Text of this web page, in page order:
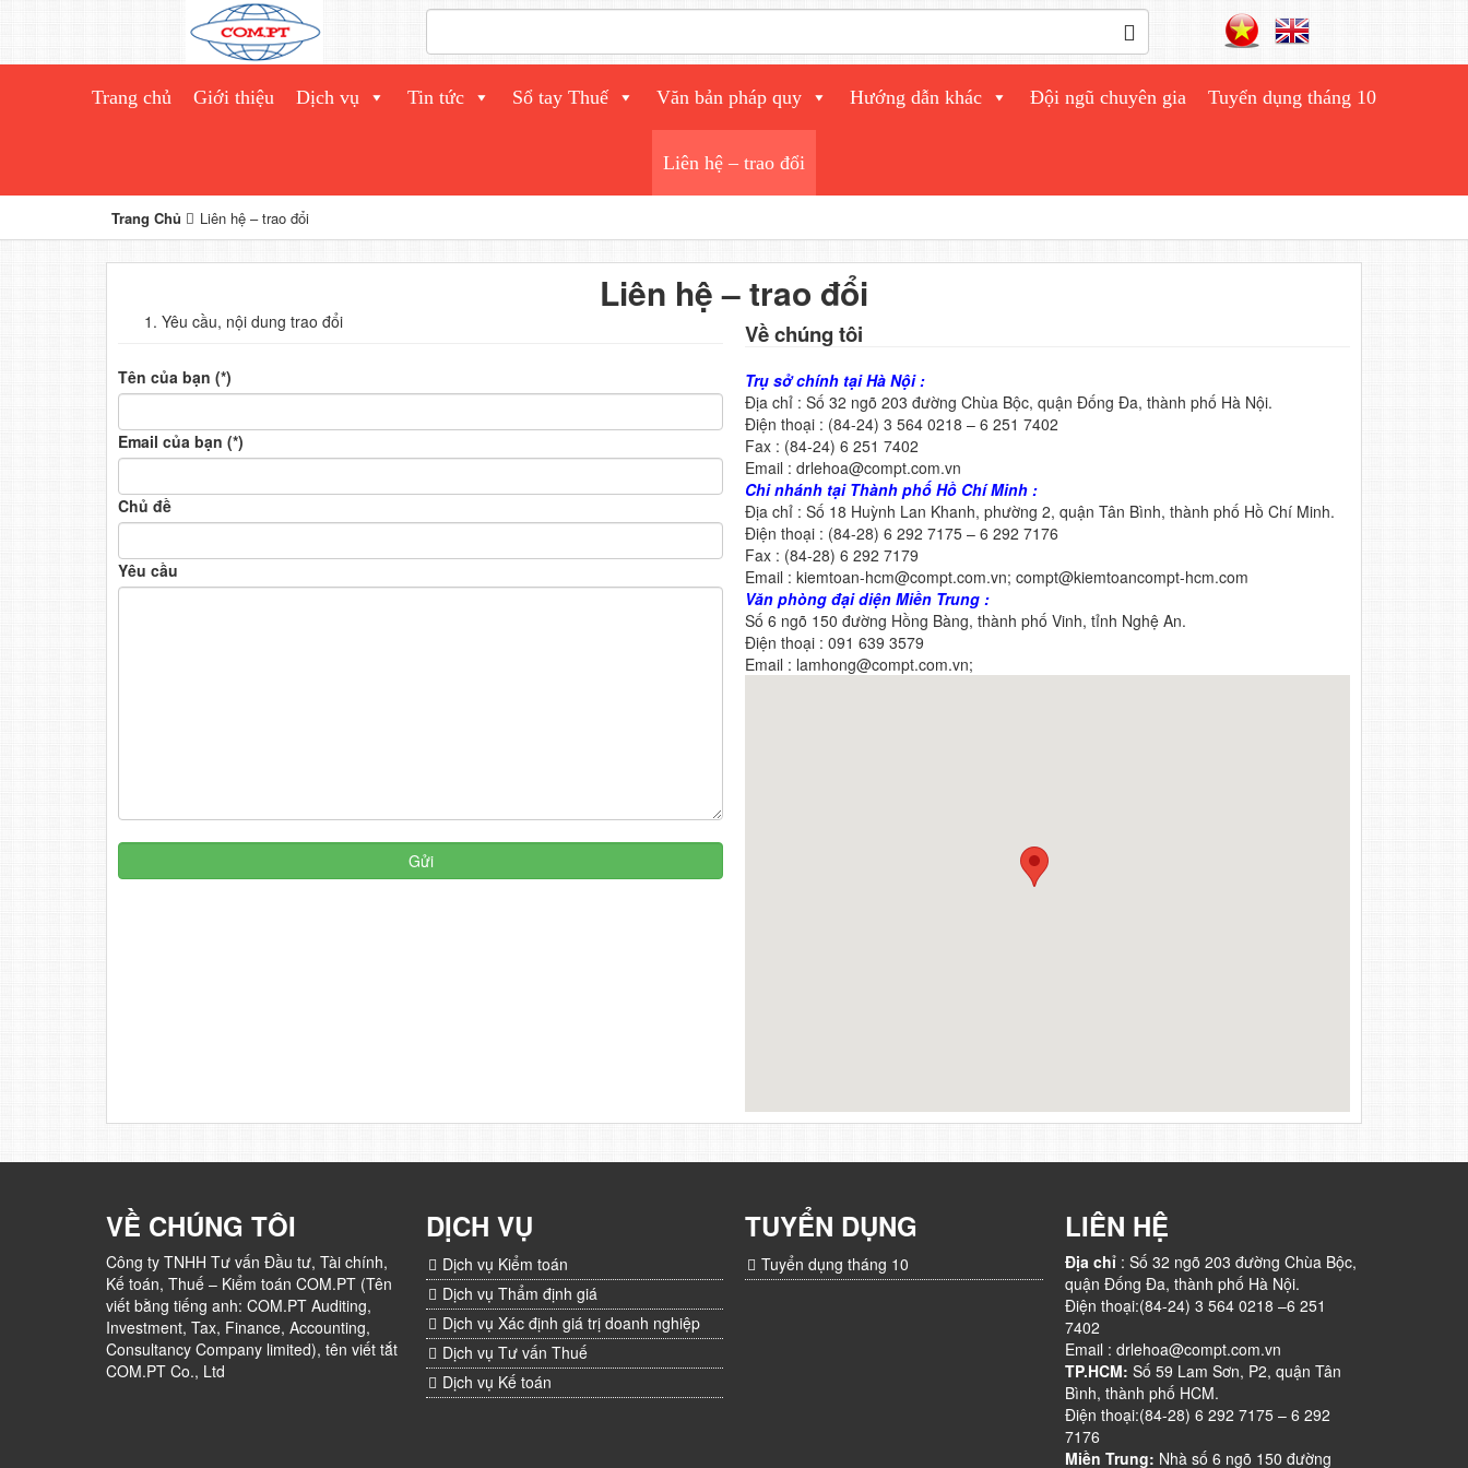
Trang chủ Giới thiệu Dịch vụ Tin tức Sổ tay Thuế Văn bản pháp quy Hướng dẫn khác Đội ngũ chuyên gia Tuyển dụng tháng 10
Liên hệ – trao đổi
Trang Chủ Liên hệ – trao đổi
Liên hệ – trao đổi
Yêu cầu, nội dung trao đổi
Tên của bạn (*)
Email của bạn (*)
Chủ đề
Yêu cầu
Về chúng tôi
Trụ sở chính tại Hà Nội :
Địa chỉ : Số 32 ngõ 203 đường Chùa Bộc, quận Đống Đa, thành phố Hà Nội.
Điện thoại : (84-24) 3 564 0218 – 6 251 7402
Fax : (84-24) 6 251 7402
Email : drlehoa@compt.com.vn
Chi nhánh tại Thành phố Hồ Chí Minh :
Địa chỉ : Số 18 Huỳnh Lan Khanh, phường 2, quận Tân Bình, thành phố Hồ Chí Minh.
Điện thoại : (84-28) 6 292 7175 – 6 292 7176
Fax : (84-28) 6 292 7179
Email : kiemtoan-hcm@compt.com.vn; compt@kiemtoancompt-hcm.com
Văn phòng đại diện Miền Trung :
Số 6 ngõ 150 đường Hồng Bàng, thành phố Vinh, tỉnh Nghệ An.
Điện thoại : 091 639 3579
Email : lamhong@compt.com.vn;
VỀ CHÚNG TÔI
Công ty TNHH Tư vấn Đầu tư, Tài chính,
Kế toán, Thuế – Kiểm toán COM.PT (Tên
viết bằng tiếng anh: COM.PT Auditing,
Investment, Tax, Finance, Accounting,
Consultancy Company limited), tên viết tắt
COM.PT Co., Ltd
DỊCH VỤ
Dịch vụ Kiểm toán
Dịch vụ Thẩm định giá
Dịch vụ Xác định giá trị doanh nghiệp
Dịch vụ Tư vấn Thuế
Dịch vụ Kế toán
TUYỂN DỤNG
Tuyển dụng tháng 10
LIÊN HỆ
Địa chỉ: Số 32 ngõ 203 đường Chùa Bộc,
quận Đống Đa, thành phố Hà Nội.
Điện thoại:(84-24) 3 564 0218 –6 251
7402
Email : drlehoa@compt.com.vn
TP.HCM: Số 59 Lam Sơn, P2, quận Tân
Bình, thành phố HCM.
Điện thoại:(84-28) 6 292 7175 – 6 292
7176
Miền Trung: Nhà số 6 ngõ 150 đường